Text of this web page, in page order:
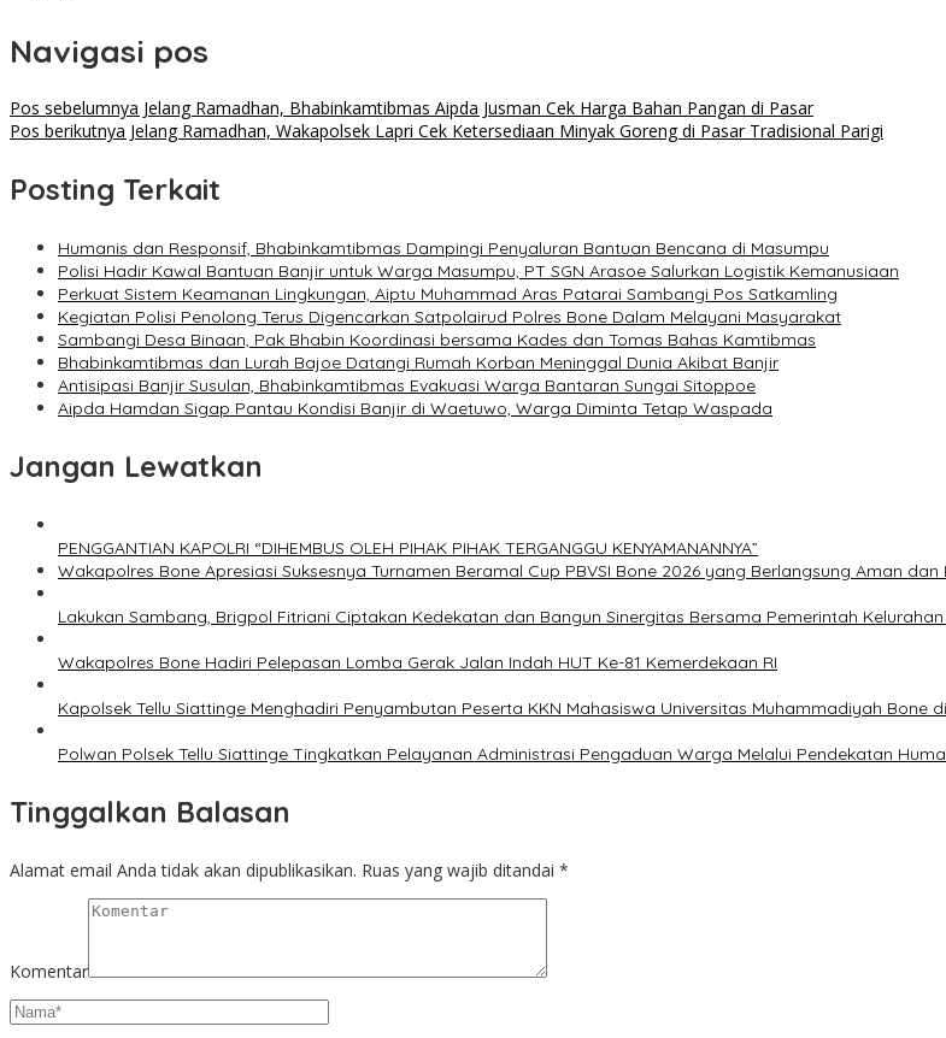
Navigasi pos
Pos sebelumnya Jelang Ramadhan, Bhabinkamtibmas Aipda Jusman Cek Harga Bahan Pangan di Pasar
Pos berikutnya Jelang Ramadhan, Wakapolsek Lapri Cek Ketersediaan Minyak Goreng di Pasar Tradisional Parigi
Posting Terkait
Humanis dan Responsif, Bhabinkamtibmas Dampingi Penyaluran Bantuan Bencana di Masumpu
Polisi Hadir Kawal Bantuan Banjir untuk Warga Masumpu, PT SGN Arasoe Salurkan Logistik Kemanusiaan
Perkuat Sistem Keamanan Lingkungan, Aiptu Muhammad Aras Patarai Sambangi Pos Satkamling
Kegiatan Polisi Penolong Terus Digencarkan Satpolairud Polres Bone Dalam Melayani Masyarakat
Sambangi Desa Binaan, Pak Bhabin Koordinasi bersama Kades dan Tomas Bahas Kamtibmas
Bhabinkamtibmas dan Lurah Bajoe Datangi Rumah Korban Meninggal Dunia Akibat Banjir
Antisipasi Banjir Susulan, Bhabinkamtibmas Evakuasi Warga Bantaran Sungai Sitoppoe
Aipda Hamdan Sigap Pantau Kondisi Banjir di Waetuwo, Warga Diminta Tetap Waspada
Jangan Lewatkan
PENGGANTIAN KAPOLRI “DIHEMBUS OLEH PIHAK PIHAK TERGANGGU KENYAMANANNYA”
Wakapolres Bone Apresiasi Suksesnya Turnamen Beramal Cup PBVSI Bone 2026 yang Berlangsung Aman dan
Lakukan Sambang, Brigpol Fitriani Ciptakan Kedekatan dan Bangun Sinergitas Bersama Pemerintah
Wakapolres Bone Hadiri Pelepasan Lomba Gerak Jalan Indah HUT Ke-81 Kemerdekaan RI
Kapolsek Tellu Siattinge Menghadiri Penyambutan Peserta KKN Mahasiswa Universitas Muhammadiyah Bone
Polwan Polsek Tellu Siattinge Tingkatkan Pelayanan Administrasi Pengaduan Warga Melalui Pendekatan
Tinggalkan Balasan
Alamat email Anda tidak akan dipublikasikan. Ruas yang wajib ditandai *
Komentar